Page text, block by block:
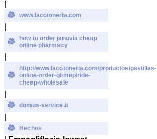
www.lacotoneria.com
how to order januvia cheap
online pharmacy
http://www.lacotoneria.com/productos/pastillas-
online-order-glimepiride-
cheap-wholesale
domus-service.it
Hechos